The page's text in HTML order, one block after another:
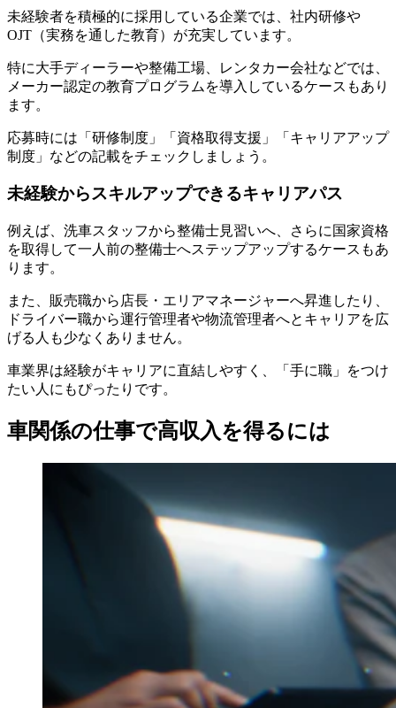
未経験者を積極的に採用している企業では、社内研修や
OJT（実務を通した教育）が充実しています。
特に大手ディーラーや整備工場、レンタカー会社などでは、
メーカー認定の教育プログラムを導入しているケースもあり
ます。
応募時には「研修制度」「資格取得支援」「キャリアアップ
制度」などの記載をチェックしましょう。
未経験からスキルアップできるキャリアパス
例えば、洗車スタッフから整備士見習いへ、さらに国家資格
を取得して一人前の整備士へステップアップするケースもあ
ります。
また、販売職から店長・エリアマネージャーへ昇進したり、
ドライバー職から運行管理者や物流管理者へとキャリアを広
げる人も少なくありません。
車業界は経験がキャリアに直結しやすく、「手に職」をつけ
たい人にもぴったりです。
車関係の仕事で高収入を得るには